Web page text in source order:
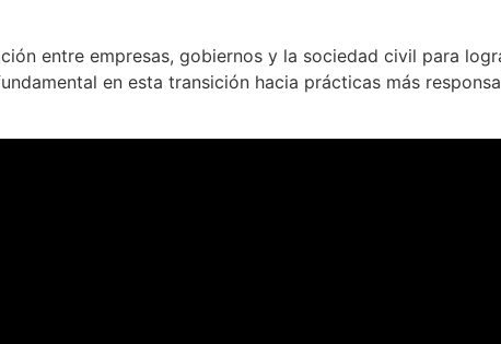
entre empresas, gobiernos y la sociedad civil para
en esta transición hacia prácticas más